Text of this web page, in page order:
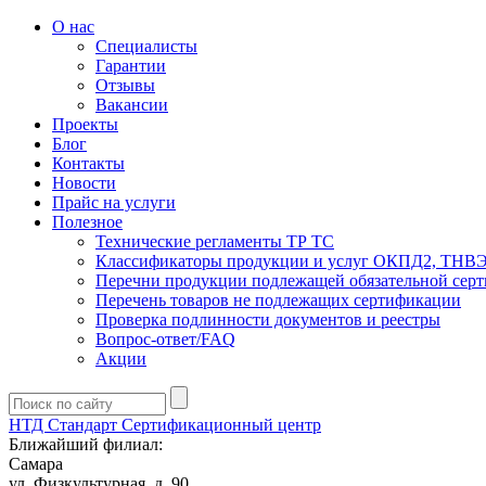
О нас
Специалисты
Гарантии
Отзывы
Вакансии
Проекты
Блог
Контакты
Новости
Прайс на услуги
Полезное
Технические регламенты ТР ТС
Классификаторы продукции и услуг ОКПД2,
Перечни продукции подлежащей обязательной
Перечень товаров не подлежащих сертификации
Проверка подлинности документов и реестры
Вопрос-ответ/FAQ
Акции
НТД Стандарт Сертификационный центр
Ближайший филиал:
Самара